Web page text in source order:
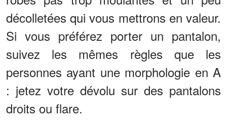
décolletées qui vous mettrons en valeur.
Si vous préférez porter un pantalon,
suivez les mêmes règles que les
personnes ayant une morphologie en A
: jetez votre dévolu sur des pantalons
droits ou flare.